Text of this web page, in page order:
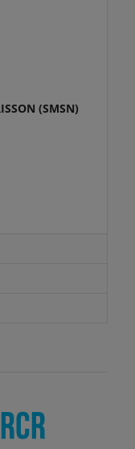
(SMSN)